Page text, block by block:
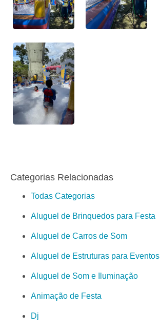
Categorias Relacionadas
Todas Categorias
Aluguel de Brinquedos para Festa
Aluguel de Carros de Som
Aluguel de Estruturas para Eventos
Aluguel de Som e Iluminação
Animação de Festa
Dj